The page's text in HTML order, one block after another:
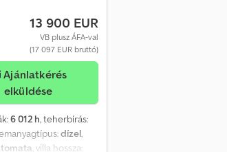
13 900 EUR
VB plusz ÁFA-val
(17 097 EUR bruttó)
Ajánlatkérés
elküldése
6 012 h, teherbírás:
dízel,
, villa hossza: